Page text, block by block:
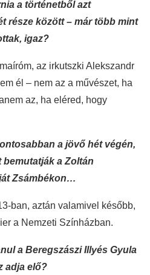
a történetből azt
része között – már több mint
igaz?
az irkutszki Alekszandr
él – nem az a művészet, ha
az, ha eléred, hogy
a jövő hét végén,
a Zoltán
Zsámbékon…
ban, aztán valamivel később,
a Nemzeti Színházban.
a Beregszászi Illyés Gyula
adja elő?